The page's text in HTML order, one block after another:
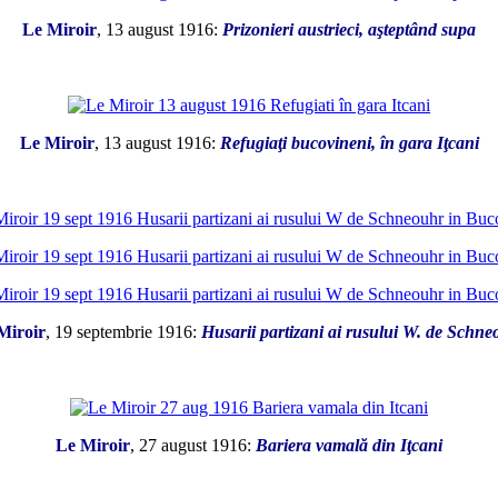
Le Miroir, 13 august 1916: Prizonieri austrieci, aşteptând supa
Le Miroir, 13 august 1916: Refugiaţi bucovineni, în gara Iţcani
, 19 septembrie 1916: Husarii partizani ai rusului W. de
Le Miroir, 27 august 1916: Bariera vamală din Iţcani